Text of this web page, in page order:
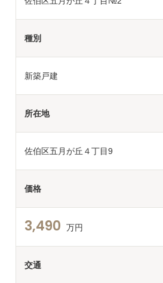
種別
新築戸建
所在地
佐伯区五月が丘４丁目9
価格
3,490 万円
交通